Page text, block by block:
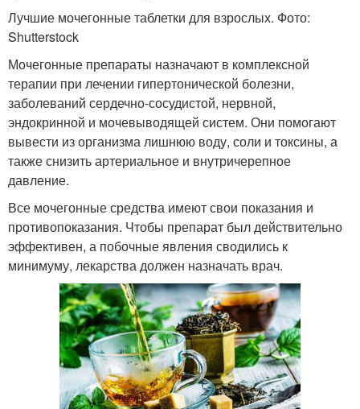
Лучшие мочегонные таблетки для взрослых. Фото:
Shutterstock
Мочегонные препараты назначают в комплексной
терапии при лечении гипертонической болезни,
заболеваний сердечно-сосудистой, нервной,
эндокринной и мочевыводящей систем. Они помогают
вывести из организма лишнюю воду, соли и токсины, а
также снизить артериальное и внутричерепное
давление.
Все мочегонные средства имеют свои показания и
противопоказания. Чтобы препарат был действительно
эффективен, а побочные явления сводились к
минимуму, лекарства должен назначать врач.